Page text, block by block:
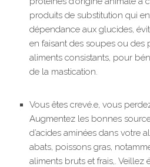
produits de substitution qui
dépendance aux glucides,
en faisant des soupes ou des
aliments consistants, pour
de la mastication.
Vous êtes crevé.e, vous
Augmentez les bonnes
d’acides aminées dans votre
abats, poissons gras,
aliments bruts et frais,. Veillez